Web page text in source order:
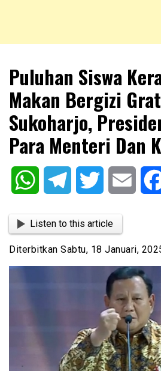
NKRIPOST
Puluhan Siswa
Makan Bergizi
Sukoharjo,
Para Menteri Dan
WhatsAppTelegram Twitter Email
Listen to this article
Diterbitkan Sabtu, 18 Januari,